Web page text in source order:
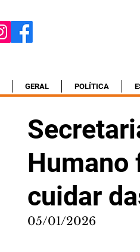
GERAL POLÍTICA
Humano
cuidar
05/01/2026